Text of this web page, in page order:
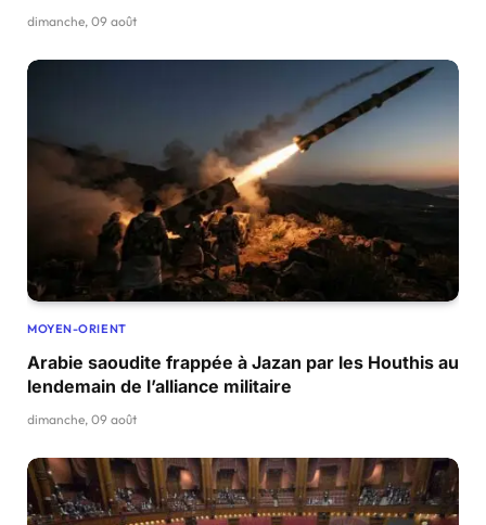
dimanche, 09 août
MOYEN-ORIENT
Arabie saoudite frappée à Jazan par les Houthis au
lendemain de l’alliance militaire
dimanche, 09 août